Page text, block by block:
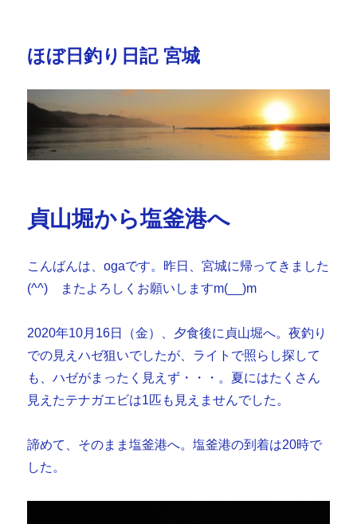
ほぼ日釣り日記 宮城
貞山堀から塩釜港へ
こんばんは、ogaです。昨日、宮城に帰ってきました
(^^) またよろしくお願いしますm(__)m
2020年10月16日（金）、夕食後に貞山堀へ。夜釣り
での見えハゼ狙いでしたが、ライトで照らし探して
も、ハゼがまったく見えず・・・。夏にはたくさん
見えたテナガエビは1匹も見えませんでした。
諦めて、そのまま塩釜港へ。塩釜港の到着は20時で
した。